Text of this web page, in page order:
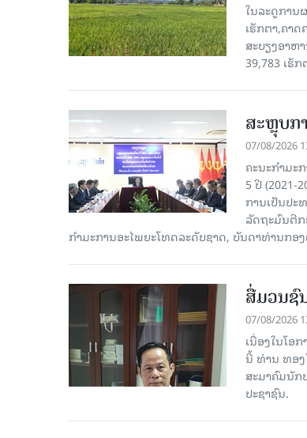
ໃນລະດູການ
ເຮັກຕາ,ຄາ
ສະບຽງອາຫ
39,783 ເຮັ
ສະຫຼຸບກ
07/08/2026
ຄະນະກຳມະ
5 ປີ (2021-
ການເປັນປ
ລັດຖະມົນຕີກ
ກໍາມະການອະໄພຍະໂທດລະດັບຊາດ, ບັນດາທ່ານກອ
ສື່ມວນຊົ
07/08/2026
ເນື່ອງໃນໂອ
ນີ້ ທ່ານ ທອງ
ສະມາຄົມນັ
ປະຊາຊົນ.